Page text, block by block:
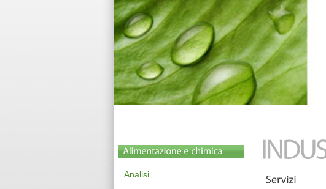
Analisi